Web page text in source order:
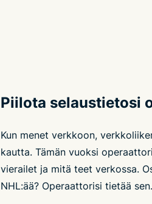
Piilota selaustietosi
Kun menet verkkoon,
kautta. Tämän vuoksi
vierailet ja mitä teet verkossa.
NHL:ää? Operaattorisi tietää sen.